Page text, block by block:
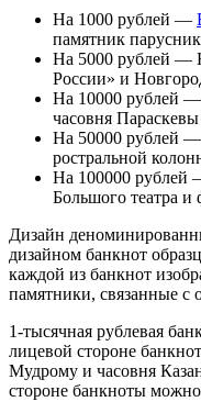
На 1000 рублей —
памятник
На 5000 рублей —
России» и
На 10000 рублей —
часовня
На 50000 рублей —
ростральной
На 100000 рублей
Большого театра и
Дизайн
дизайном банкнот
каждой из банкнот
памятники, связанные с
1-тысячная рублевая
лицевой стороне
Мудрому и часовня
стороне банкноты